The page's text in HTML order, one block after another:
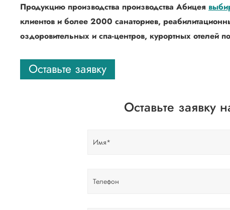
Продукцию производства производства Абицея
клиентов и более 2000 санаториев,
оздоровительных и спа-центров, курортных отелей
Оставьте заявку
Оставьте заявку